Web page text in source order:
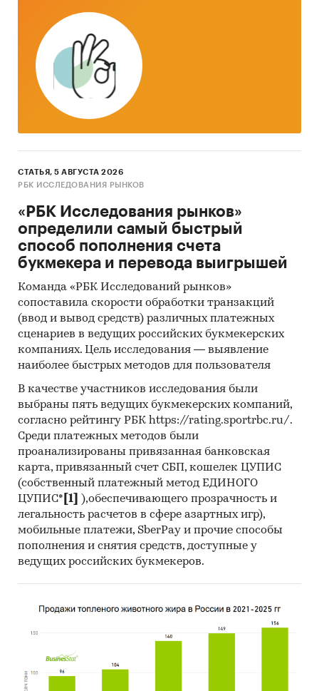
следующи кодам ТН ВЭД:
9022 - Аппаратура, основанная на
использовании рентгеновского, альфа-,
бета- или гамма-излучения,
предназначенная или не предназначенная
для медицинского, хирургического,
стоматологического или ветеринарного
использования, включая аппаратуру
рентгенографическую
902212 - Компьютерные томографы
902213 - Аппаратура, основанная на
действии рентгеновского излучения для
использования в стоматологии, прочая
902214 - Аппаратура на основе
рентгеновского излучения для
медицинского, хирургического или
ветеринарного использования, прочая
902219 - Прочая аппаратура на основе
рентгеновского излучения,
рентгенографическая
902221 - Аппаратура, основанная на
использовании альфа-, бета- или гамма-
излучения, для медицинского,
хирургического, стоматологического или
ветеринарного использования
902229 - Аппаратура, основанная на
использовании альфа-, бета- или гамма-
излучения, для другого использования
902230 - Трубки рентгеновские
902290 - Аппаратура, основанная на
предназначенная для медицинского,
хирургического, стоматологического или
ветеринарного использования, прочая,
СТАТЬЯ, 5 АВГУСТА 2026
РБК ИССЛЕДОВАНИЯ РЫНКОВ
«РБК Исследования рынков»
определили самый быстрый
способ пополнения счета
букмекера и перевода выигрышей
Команда «РБК Исследований рынков»
сопоставила скорости обработки транзакций
(ввод и вывод средств) различных платежных
сценариев в ведущих российских букмекерских
компаниях. Цель исследования — выявление
наиболее быстрых методов для пользователя
В качестве участников исследования были
выбраны пять ведущих букмекерских компаний,
согласно рейтингу РБК https://rating.sportrbc.ru/.
Среди платежных методов были
проанализированы привязанная банковская
карта, привязанный счет СБП, кошелек ЦУПИС
(собственный платежный метод ЕДИНОГО
ЦУПИС* [1]
),обеспечивающего прозрачность и
легальность расчетов в сфере азартных игр),
мобильные платежи, SberPay и прочие способы
пополнения и снятия средств, доступные у
ведущих российских букмекеров.